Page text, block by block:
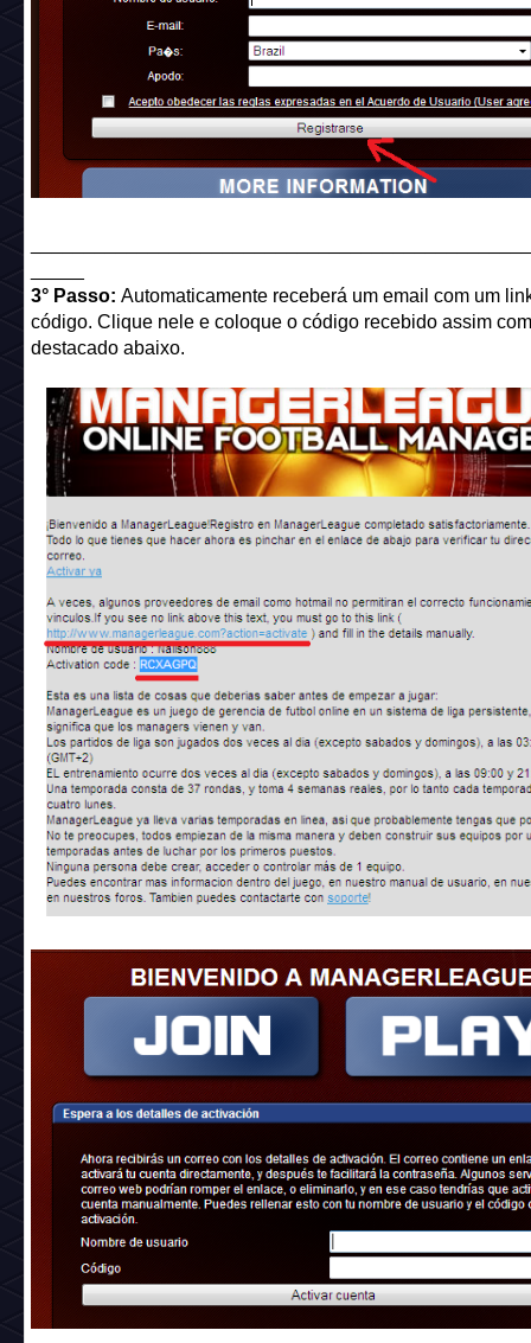
3° Passo: Automaticamente receberá um email com um
código. Clique nele e coloque o código recebido assim
destacado abaixo.